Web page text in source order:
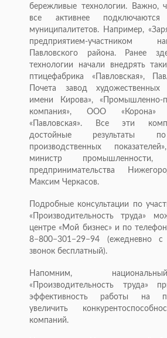
бережливые технологии. Важно,
все активнее
муниципалитетов. Например,
предприятием-участником
Павловского района. Ранее
технологии начали внедрять
птицефабрика «Павловская»,
Почета завод художественных
имени Кирова», «Промышленно-
компания», ООО «Корона»
«Павловская». Все эти
достойные результаты
производственных
министр
предпринимательства
Максим Черкасов.
Подробные консультации по
«Производительность труда»
центре «Мой бизнес» и по
8−800−301−29−94 (ежедневно
звонок бесплатный).
Напомним,
«Производительность труда»
эффективность работы на
увеличить
компаний.